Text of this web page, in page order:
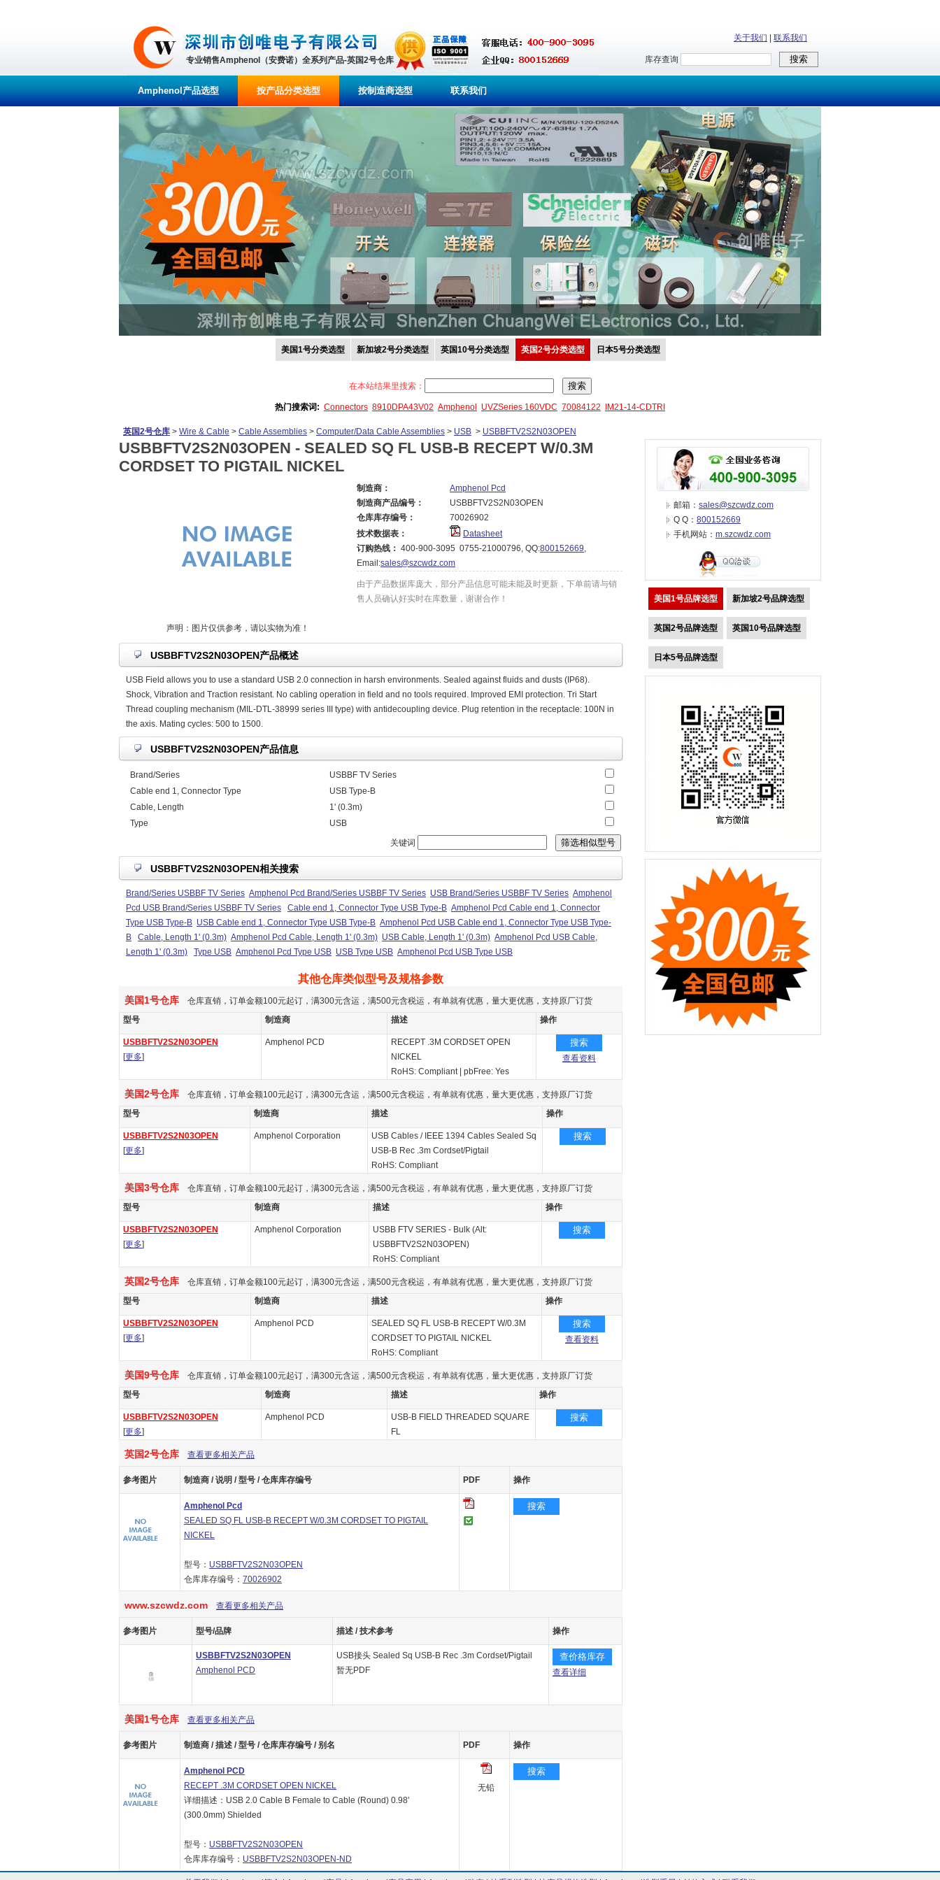
专业销售Amphenol（安费诺）全系列产品-英国2号仓库
关于我们 联系我们
库存查询
Amphenol产品选型 按产品分类选型 按制造商选型 联系我们
美国1号分类选型 新加坡2号分类选型 英国10号分类选型 英国2号分类选型 日本5号分类选型
在本站结果里搜索：
热门搜索词: Connectors 8910DPA43V02 Amphenol UVZSeries 160VDC 70084122 IM21-14-CDTRI
英国2号仓库 > Wire & Cable > Cable Assemblies > Computer/Data Cable Assemblies > USB > USBBFTV2S2N03OPEN
USBBFTV2S2N03OPEN - SEALED SQ FL USB-B RECEPT W/0.3M
CORDSET TO PIGTAIL NICKEL
声明：图片仅供参考，请以实物为准！
制造商：
Amphenol Pcd
制造商产品编号：
USBBFTV2S2N03OPEN
仓库库存编号：
70026902
技术数据表：
Datasheet
订购热线： 400-900-3095 0755-21000796, QQ:800152669,
Email:sales@szcwdz.com
由于产品数据库庞大，部分产品信息可能未能及时更新，下单前请与销
售人员确认好实时在库数量，谢谢合作！
USBBFTV2S2N03OPEN产品概述
USB Field allows you to use a standard USB 2.0 connection in harsh environments. Sealed against fluids and dusts (IP68).
Shock, Vibration and Traction resistant. No cabling operation in field and no tools required. Improved EMI protection. Tri Start
Thread coupling mechanism (MIL-DTL-38999 series III type) with antidecoupling device. Plug retention in the receptacle: 100N in
the axis. Mating cycles: 500 to 1500.
USBBFTV2S2N03OPEN产品信息
Brand/Series
USBBF TV Series
Cable end 1, Connector Type
USB Type-B
Cable, Length
1' (0.3m)
Type
USB
关键词
USBBFTV2S2N03OPEN相关搜索
Brand/Series USBBF TV Series Amphenol Pcd Brand/Series USBBF TV Series USB Brand/Series USBBF TV Series Amphenol
Pcd USB Brand/Series USBBF TV Series
Cable end 1, Connector Type USB Type-B Amphenol Pcd Cable end 1, Connector
Type USB Type-B USB Cable end 1, Connector Type USB Type-B Amphenol Pcd USB Cable end 1, Connector Type USB Type-
B
Cable, Length 1' (0.3m) Amphenol Pcd Cable, Length 1' (0.3m) USB Cable, Length 1' (0.3m) Amphenol Pcd USB Cable,
Length 1' (0.3m)
Type USB Amphenol Pcd Type USB USB Type USB Amphenol Pcd USB Type USB
其他仓库类似型号及规格参数
美国1号仓库 仓库直销，订单金额100元起订，满300元含运，满500元含税运，有单就有优惠，量大更优惠，支持原厂订货
型号
制造商 描述 操作
USBBFTV2S2N03OPEN
[更多]
Amphenol PCD
RECEPT .3M CORDSET OPEN
NICKEL
RoHS: Compliant pbFree: Yes
搜索
查看资料
美国2号仓库 仓库直销，订单金额100元起订，满300元含运，满500元含税运，有单就有优惠，量大更优惠，支持原厂订货
型号
制造商 描述 操作
USBBFTV2S2N03OPEN
[更多]
Amphenol Corporation
USB Cables / IEEE 1394 Cables Sealed Sq
USB-B Rec .3m Cordset/Pigtail
RoHS: Compliant
搜索
美国3号仓库 仓库直销，订单金额100元起订，满300元含运，满500元含税运，有单就有优惠，量大更优惠，支持原厂订货
型号
制造商 描述 操作
USBBFTV2S2N03OPEN
[更多]
Amphenol Corporation
USBB FTV SERIES - Bulk (Alt:
USBBFTV2S2N03OPEN)
RoHS: Compliant
搜索
英国2号仓库 仓库直销，订单金额100元起订，满300元含运，满500元含税运，有单就有优惠，量大更优惠，支持原厂订货
型号
制造商 描述 操作
USBBFTV2S2N03OPEN
[更多]
Amphenol PCD
SEALED SQ FL USB-B RECEPT W/0.3M
CORDSET TO PIGTAIL NICKEL
RoHS: Compliant
搜索
查看资料
美国9号仓库 仓库直销，订单金额100元起订，满300元含运，满500元含税运，有单就有优惠，量大更优惠，支持原厂订货
型号
制造商 描述 操作
USBBFTV2S2N03OPEN
[更多]
Amphenol PCD
USB-B FIELD THREADED SQUARE
FL
搜索
英国2号仓库 查看更多相关产品
参考图片 制造商 / 说明 / 型号 / 仓库库存编号 PDF 操作
Amphenol Pcd
SEALED SQ FL USB-B RECEPT W/0.3M CORDSET TO PIGTAIL
NICKEL
型号： USBBFTV2S2N03OPEN
仓库库存编号： 70026902
搜索
www.szcwdz.com 查看更多相关产品
参考图片 型号/品牌 描述 / 技术参考 操作
USBBFTV2S2N03OPEN
Amphenol PCD
USB接头 Sealed Sq USB-B Rec .3m Cordset/Pigtail
暂无PDF
查价格库存
查看详细
美国1号仓库 查看更多相关产品
参考图片 制造商 / 描述 / 型号 / 仓库库存编号 / 别名 PDF 操作
Amphenol PCD
RECEPT .3M CORDSET OPEN NICKEL
详细描述：USB 2.0 Cable B Female to Cable (Round) 0.98'
(300.0mm) Shielded
型号： USBBFTV2S2N03OPEN
仓库库存编号： USBBFTV2S2N03OPEN-ND
无铅
搜索
邮箱： sales@szcwdz.com
Q Q： 800152669
手机网站： m.szcwdz.com
美国1号品牌选型 新加坡2号品牌选型
英国2号品牌选型 英国10号品牌选型
日本5号品牌选型